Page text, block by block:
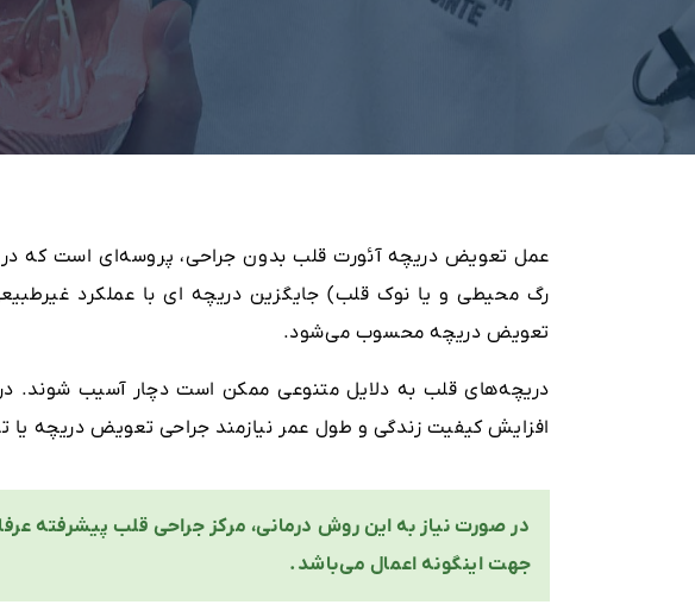
عمل تعویض دریچه آئورت قلب بدون جراحی، پروسه‌ای است که
رگ محیطی و یا نوک قلب) جایگزین دریچه ای با عملکرد
تعویض دریچه محسوب می‌شود.
دریچه‌های قلب به دلایل متنوعی ممکن است دچار آسیب شوند. در
افزایش کیفیت زندگی و طول عمر نیازمند جراحی تعویض دریچه یا
در صورت نیاز به این روش درمانی، مرکز جراحی قلب پیشرفته
جهت اینگونه اعمال می‌باشد.